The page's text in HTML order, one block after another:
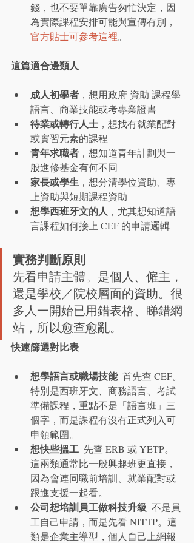
錢，也不要單靠廣告匆忙決定，因
為實際課程安排可能與宣傳有別，
官方貼士可參考這裡。
這篇適合邊類人
成人初學者 ，想用政府 資助 課程學
語言、商業技能或考專業證書
待業或轉行人士 ，想找有就業配對
或實習元素的課程
青年求職者 ，想知道青年計劃與一
般進修基金有何不同
家長或學生 ，想分清學位資助、專
上資助與短期課程資助
想學西班牙文的人 ，尤其想知道語
言課程如何接上 CEF 的申請邏輯
實務判斷原則
先看申請主體。是個人、僱主，
還是學校／院校層面的資助。很
多人一開始已用錯表格、睇錯網
站，所以愈查愈亂。
快速篩選對比表
想學語言或職場技能
  首先查 CEF。
特別是西班牙文、商務語言、考試
準備課程，重點不是「語言班」三
個字，而是課程有沒有正式列入可
申領範圍。
想快些搵工
  先查 ERB 或 YETP。
這兩類通常比一般興趣班更直接，
因為會連同職前培訓、就業配對或
跟進支援一起看。
公司想培訓員工做科技升級
  不是員
工自己申請，而是先看 NITTP。這
類是企業主導型，個人自己上網報